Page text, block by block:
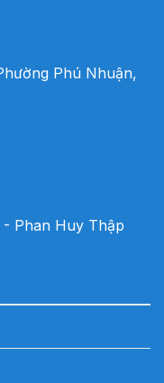
Phú Nhuận,
Phan Huy Thập